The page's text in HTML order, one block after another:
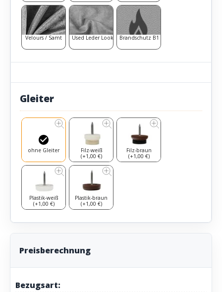
Velours / Samt Used Leder Look Brandschutz B1
Gleiter
ohne Gleiter
Filz-weiß
(+1,00 €)
Filz-braun
(+1,00 €)
Plastik-weiß
(+1,00 €)
Plastik-braun
(+1,00 €)
Preisberechnung
Bezugsart: